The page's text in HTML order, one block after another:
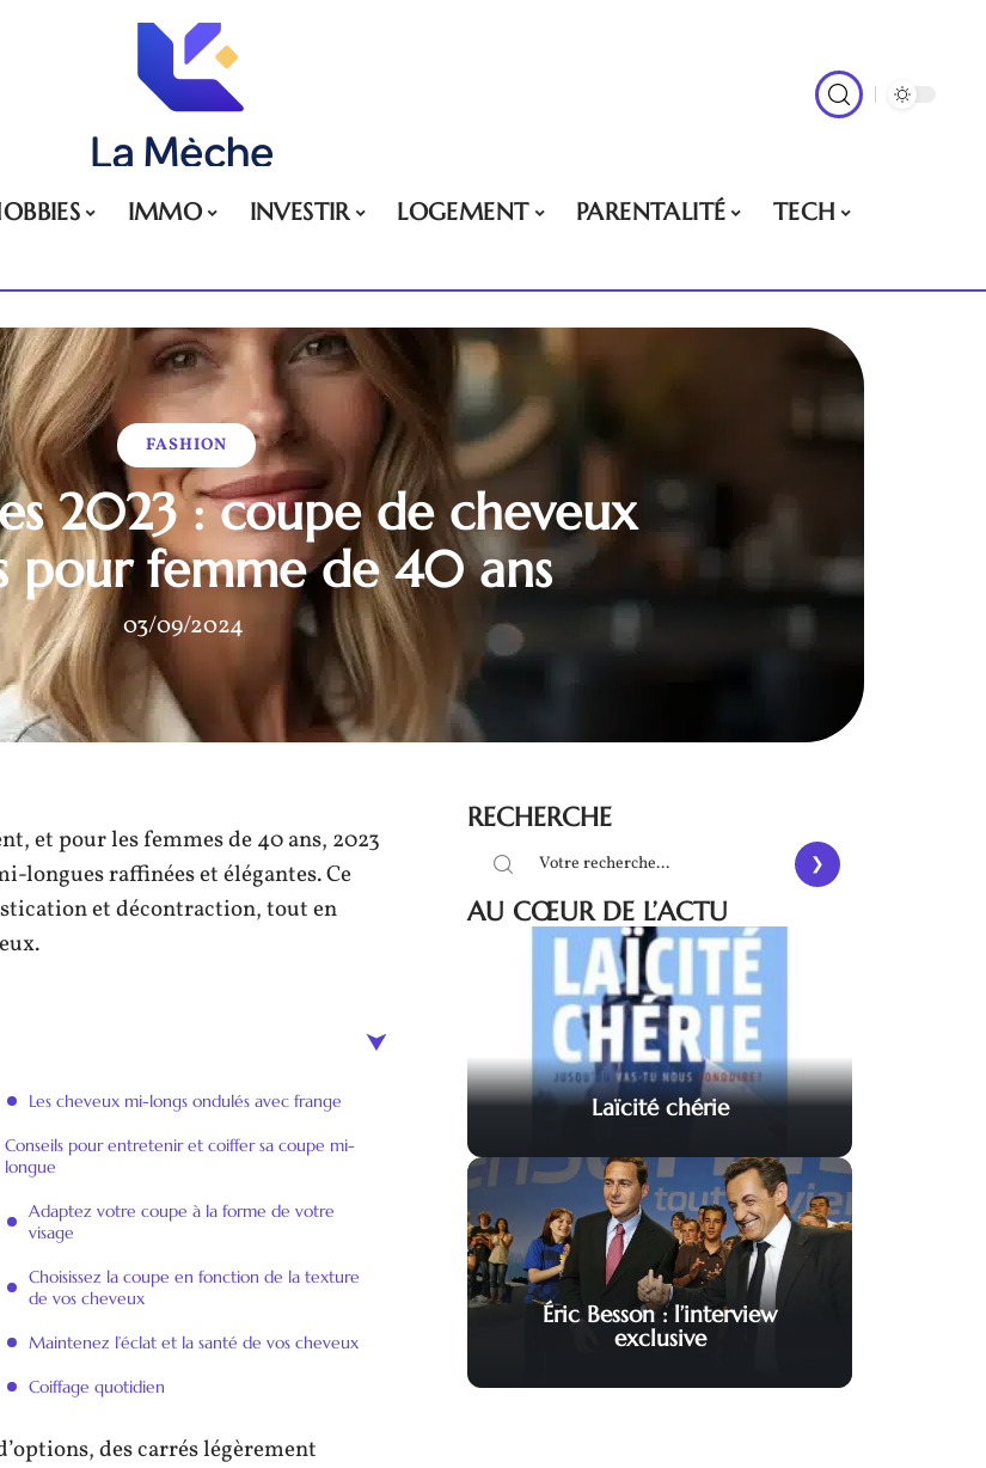
IMMO INVESTIR LOGEMENT PARENTALITÉ
TECH
FASHION
2023 : coupe de cheveux
pour femme de 40 ans
03/09/2024
et pour les femmes de 40 ans, 2023
longues raffinées et élégantes. Ce
et décontraction, tout en
Les cheveux mi-longs ondulés avec frange
Conseils pour entretenir et coiffer sa coupe mi-
longue
Adaptez votre coupe à la forme de votre
visage
Choisissez la coupe en fonction de la texture
de vos cheveux
Maintenez l’éclat et la santé de vos cheveux
Coiffage quotidien
des carrés légèrement
RECHERCHE
AU CŒUR DE L’ACTU
Laïcité chérie
Éric Besson : l’interview
exclusive